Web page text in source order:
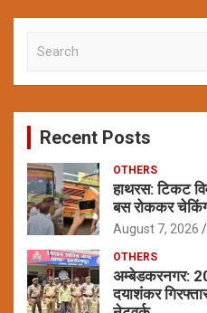
c
Recent Posts
OTHERS
हाथरस: टिकट
बस रोककर चेकिंग
August 7, 2026
OTHERS
अम्बेडकरनगर:
दयाशंकर